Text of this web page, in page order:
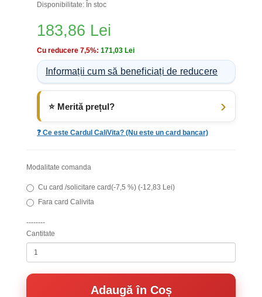
Disponibilitate: În stoc
183,86 Lei
Cu reducere 7,5%: 171,03 Lei
Informații cum să beneficiați de reducere
⭐ Merită prețul?
❓ Ce este Cardul CaliVita? (Nu este un card bancar)
Modalitate comanda
Cu card /solicitare card(-7,5 %) (-12,83 Lei)
Fara card Calivita
--------
Cantitate
Adaugă în Coș